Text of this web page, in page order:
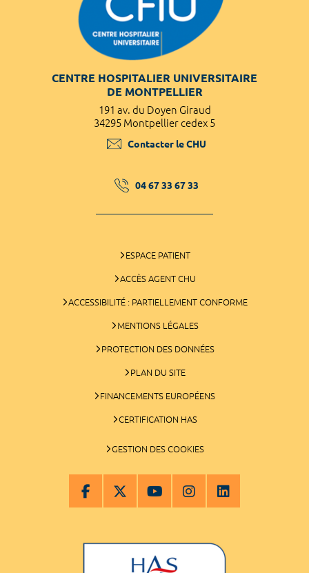
CENTRE HOSPITALIER UNIVERSITAIRE
DE MONTPELLIER
191 av. du Doyen Giraud
34295 Montpellier cedex 5
Contacter le CHU
04 67 33 67 33
ESPACE PATIENT
ACCÈS AGENT CHU
ACCESSIBILITÉ : PARTIELLEMENT CONFORME
MENTIONS LÉGALES
PROTECTION DES DONNÉES
PLAN DU SITE
FINANCEMENTS EUROPÉENS
CERTIFICATION HAS
GESTION DES COOKIES